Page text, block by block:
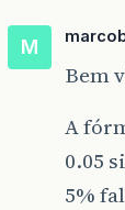
M
Bem
A
0.05
5%